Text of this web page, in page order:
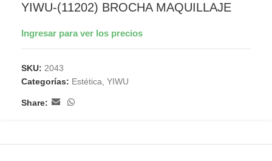
YIWU-(11202) BROCHA MAQUILLAJE
Ingresar para ver los precios
SKU: 2043
Categorías: Estética YIWU
Share: